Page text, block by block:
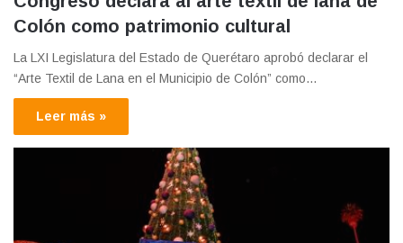
Colón como patrimonio cultural
La LXI Legislatura del Estado de Querétaro aprobó declarar el
“Arte Textil de Lana en el Municipio de Colón” como…
Leer más »